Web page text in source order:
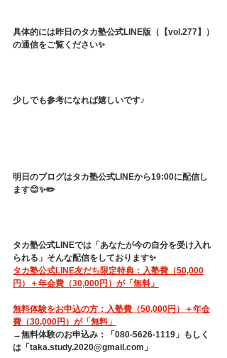
具体的には昨日のタカ塾公式LINE版（【vol.277】）
の通信をご覧ください✨
少しでも参考になれば嬉しいです♪
明日のブログはタカ塾公式LINEから19:00に配信し
ます😊✨✏️
タカ塾公式LINEでは「あなたが今の自分を受け入れ
られる」そんな配信をしております✨
タカ塾公式LINE友だち限定特典：入塾費（50,000
円）＋年会費（30,000円）が「無料」
無料体験をお申込の方：入塾費（50,000円）＋年会
費（30,000円）が「無料」
→無料体験のお申込み：「080-5626-1119」もしく
は「taka.study.2020@gmail.com」